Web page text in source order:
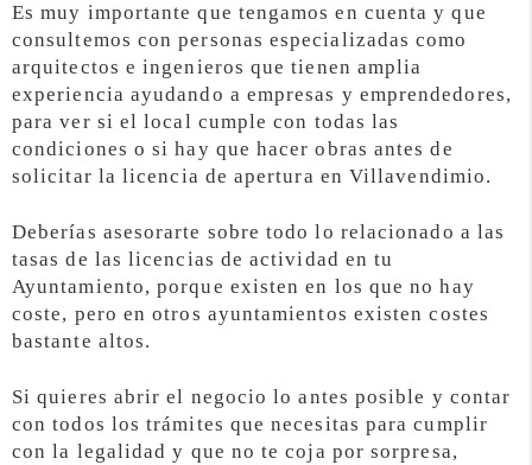
Es muy importante que tengamos en cuenta y que
consultemos con personas especializadas como
arquitectos e ingenieros que tienen amplia
experiencia ayudando a empresas y emprendedores,
para ver si el local cumple con todas las
condiciones o si hay que hacer obras antes de
solicitar la licencia de apertura en Villavendimio.
Deberías asesorarte sobre todo lo relacionado a las
tasas de las licencias de actividad en tu
Ayuntamiento, porque existen en los que no hay
coste, pero en otros ayuntamientos existen costes
bastante altos.
Si quieres abrir el negocio lo antes posible y contar
con todos los trámites que necesitas para cumplir
con la legalidad y que no te coja por sorpresa,